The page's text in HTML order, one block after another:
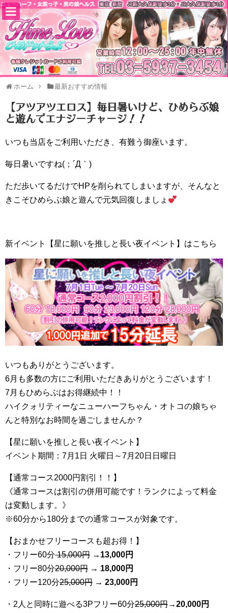
ホーム 最新おすすめ情報
【アツアツエロス】毎日暑いけど、ひめらぶ娘
と遊んでエナジーチャージ！！
いつも当店をご利用いただき、有難う御座います。
毎日暑いですね(；´Д｀)
ただ歩いてるだけでHPを削られてしまいますが、そんなと
きこそひめらぶ娘と遊んで元気回復しましょ
新イベント【星に願いを推しと長い夜イベント】はこちら
いつもありがとうございます。
6月も多数の方にご利用いただきありがとうございます！
7月もひめらぶはお得継続中！！
ハイクォリティーなニューハーフちゃん・オトコの娘ちゃ
んと特別なお時間を過ごしませんか？
【星に願いを推しと長い夜イベント】
イベント期間：7月1日 火曜日～7月20日日曜日
【通常コース2000円割引！！】
《通常コースは割引の併用可能です！ランクによって料金
は変動します。》
※60分から180分までの通常コースが対象です。
【おまかせフリーコースも超お得！】
・フリー60分15,000円 → 13,000円
・フリー80分20,000円 → 18,000円
・フリー120分25,000円 → 23,000円
・2人と同時に遊べる3Pフリー60分25,000円→20,000円